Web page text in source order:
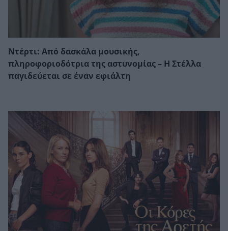
Ντέρτι: Από δασκάλα μουσικής,
πληροφοριοδότρια της αστυνομίας – Η Στέλλα
παγιδεύεται σε έναν εφιάλτη